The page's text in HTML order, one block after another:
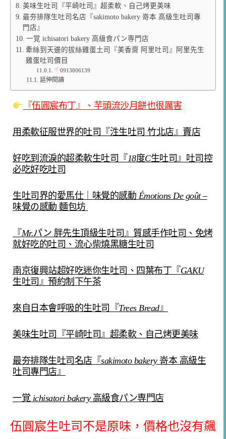
美味生吐司『平崎吐司』超柔軟、自己烤更美味
最夯排隊生吐司名店『sakimoto bakery 嵜本 高級生吐司專
門店』
一覚 ichisatori bakery 高級食パン専門店
牽絲到天邊的拔絲雞蛋土司『美香齋 阿里吐司』阿里先生
雞蛋吐司價目
0913806139
延伸閱讀
『伍圓宸布丁』、芋頭流沙月餅也很厲害
用柔軟征服世界的吐司『泩生吐司 竹北店』賣店
好吃到流淚的超柔軟生吐司『 18度C生吐司』吐司控
必吃好吃吐司
生吐司界的愛馬仕｜味覺的感動 Émotions De goût –
味覺の感動 麵包坊
『 Mr.パン 胖先生頂級生吐司』質感手作吐司、免烤
就好吃的吐司、流心柴燒黑糖生吐司
南京復興站超好吃迷你生吐司、四葉布丁『 GAKU
生吐司』預約制下午茶
來自日本會呼吸的生吐司『 Trees Bread』
美味生吐司『平崎吐司』超柔軟、自己烤更美味
最夯排隊生吐司名店『sakimoto bakery 嵜本 高級生
吐司專門店』
一覚ichisatori bakery 高級食パン専門店
伍圓宸生吐司不是原味，價格也沒有飆